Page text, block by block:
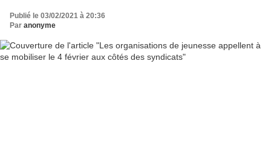
Publié le 03/02/2021 à 20:36
Par anonyme